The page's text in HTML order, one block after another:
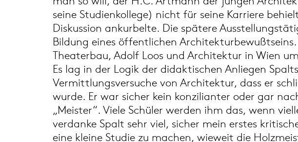
seine Studienkollege) nicht für seine Karriere
Diskussion ankurbelte. Die spätere
Bildung eines öffentlichen
Theaterbau, Adolf Loos und Architektur in Wien
Es lag in der Logik der didaktischen Anliegen
Vermittlungsversuche von Architektur, dass er
wurde. Er war sicher kein konzilianter oder gar
„Meister“. Viele Schüler werden ihm das, wenn
verdanke Spalt sehr viel, sicher mein erstes
eine kleine Studie zu machen, wieweit die